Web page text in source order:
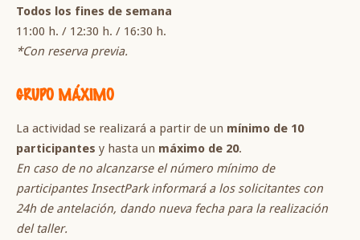
Todos los fines de semana
11:00 h. / 12:30 h. / 16:30 h.
*Con reserva previa.
GRUPO MÁXIMO
La actividad se realizará a partir de un mínimo de 10
participantes y hasta un máximo de 20.
En caso de no alcanzarse el número mínimo de
participantes InsectPark informará a los solicitantes con
24h de antelación, dando nueva fecha para la realización
del taller.